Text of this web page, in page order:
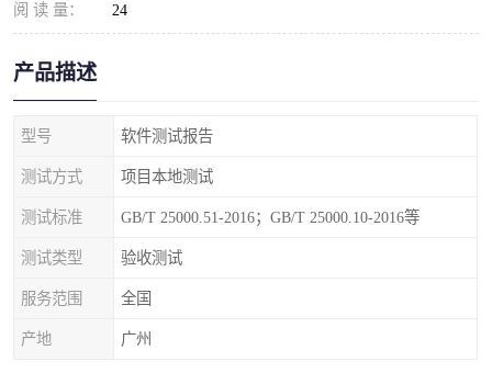
阅 读 量： 24
产品描述
型号 软件测试报告
测试方式 项目本地测试
测试标准 GB/T 25000.51-2016；GB/T 25000.10-2016等
测试类型 验收测试
服务范围 全国
产地 广州